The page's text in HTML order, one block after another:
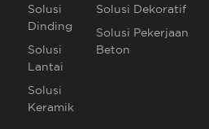
Solusi
Dinding
Solusi
Lantai
Solusi
Keramik
Solusi Dekoratif
Solusi Pekerjaan
Beton